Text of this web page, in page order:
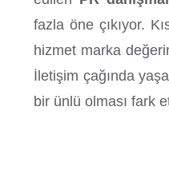
fazla öne çıkıyor.
hizmet marka
İletişim çağında
bir ünlü olması fark